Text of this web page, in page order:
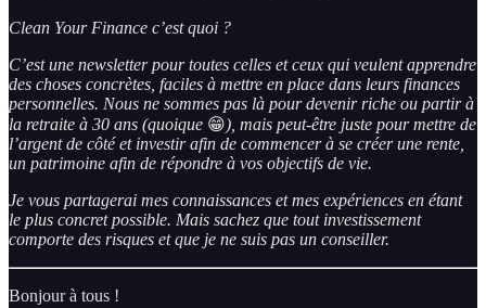
Clean Your Finance c’est quoi ?
C’est une newsletter pour toutes celles et ceux qui veulent apprendre
des choses concrètes, faciles à mettre en place dans leurs finances
personnelles. Nous ne sommes pas là pour devenir riche ou partir à
la retraite à 30 ans (quoique 😁), mais peut-être juste pour mettre de
l’argent de côté et investir afin de commencer à se créer une rente,
un patrimoine afin de répondre à vos objectifs de vie.
Je vous partagerai mes connaissances et mes expériences en étant
le plus concret possible. Mais sachez que tout investissement
comporte des risques et que je ne suis pas un conseiller.
Bonjour à tous !